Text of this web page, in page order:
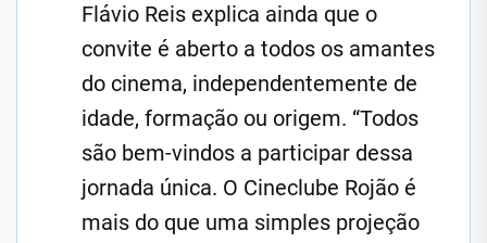
Flávio Reis explica ainda que o
convite é aberto a todos os amantes
do cinema, independentemente de
idade, formação ou origem. “Todos
são bem-vindos a participar dessa
jornada única. O Cineclube Rojão é
mais do que uma simples projeção